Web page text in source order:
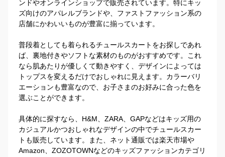
ンドやオンラインショップで販売されています。特にキッ
ズ向けのアパレルブランドや、ファストファッション系の
店舗にかわいいものが豊富に揃っています。
普段着としても着られるチュールスカートをお探しであれ
ば、裏地付きやソフトな素材のものがおすすめです。これ
なら肌あたりが優しくて動きやすく、デザインによっては
トップスを変えるだけでおしゃれに見えます。カラーバリ
エーションも豊富なので、お子さまのお好みに合った色を
選ぶことができます。
具体的に探すなら、H&M、ZARA、GAPなどはキッズ用の
カジュアルかつおしゃれなデザインの中でチュールスカー
トも販売しています。また、ネット通販では楽天市場や
Amazon、ZOZOTOWNなどのキッズファッションカテゴリ